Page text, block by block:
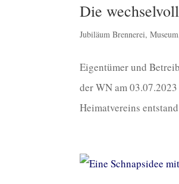
Die
Jubiläum Brennerei,Museum
Eigentümer und
der WN am
Heimatvereins